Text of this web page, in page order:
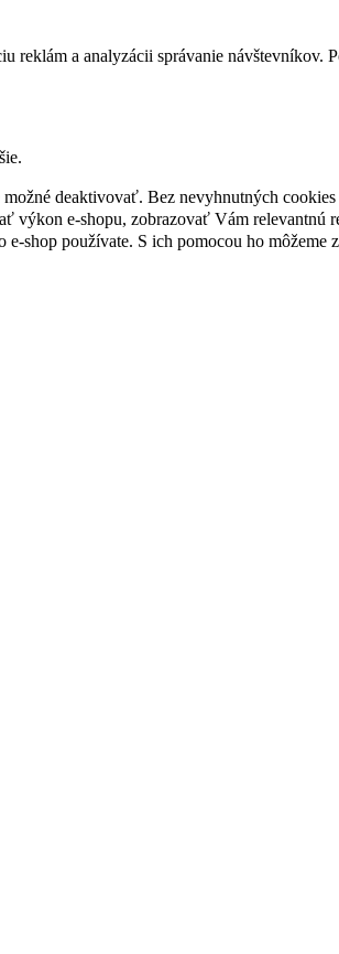
reklám a analyzácii správanie návštevníkov.
možné deaktivovať. Bez nevyhnutných
výkon e-shopu, zobrazovať Vám relevantnú
shop používate. S ich pomocou ho môžeme